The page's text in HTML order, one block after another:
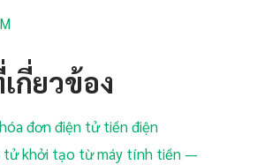
กี่ยวข้อง
đơn điện tử tiền điện
tử khởi tạo từ máy tính tiền —